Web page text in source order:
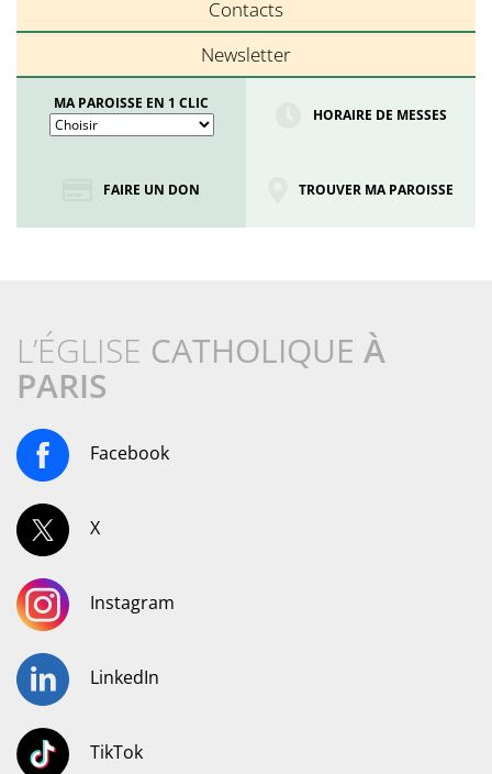
Contacts
Newsletter
MA PAROISSE EN 1 CLIC
HORAIRE DE MESSES
FAIRE UN DON TROUVER MA PAROISSE
L’ÉGLISE CATHOLIQUE À
PARIS
Facebook
X
Instagram
LinkedIn
TikTok